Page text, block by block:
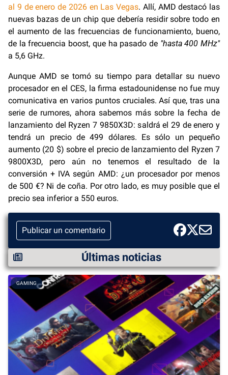
al 9 de enero de 2026 en Las Vegas. Allí, AMD destacó las
nuevas bazas de un chip que debería residir sobre todo en
el aumento de las frecuencias de funcionamiento, bueno,
de la frecuencia boost, que ha pasado de "hasta 400 MHz"
a 5,6 GHz.
Aunque AMD se tomó su tiempo para detallar su nuevo
procesador en el CES, la firma estadounidense no fue muy
comunicativa en varios puntos cruciales. Así que, tras una
serie de rumores, ahora sabemos más sobre la fecha de
lanzamiento del Ryzen 7 9850X3D: saldrá el 29 de enero y
tendrá un precio de 499 dólares. Es sólo un pequeño
aumento (20 $) sobre el precio de lanzamiento del Ryzen 7
9800X3D, pero aún no tenemos el resultado de la
conversión + IVA según AMD: ¿un procesador por menos
de 500 €? Ni de coña. Por otro lado, es muy posible que el
precio sea inferior a 550 euros.
Publicar un comentario
Últimas noticias
GAMING